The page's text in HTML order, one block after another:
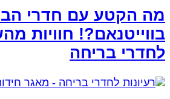
מה הקטע עם חדרי
בווייטנאם?! חוויות
לחדרי בריחה